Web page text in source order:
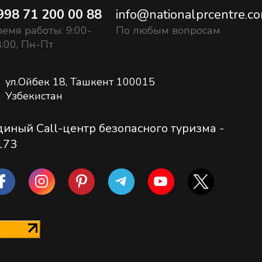
71 200 00 88
работы: 9:00-
Пн-Пт
По любым вопросам
ул.Ойбек 18, Ташкент 100015
Узбекистан
Call-центр безопасного туризма -